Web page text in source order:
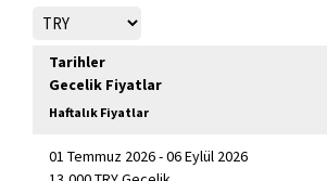
Tarihler
Gecelik Fiyatlar
Haftalık Fiyatlar
01 Temmuz 2026 - 06 Eylül 2026